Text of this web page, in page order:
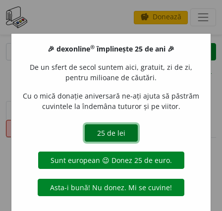
savings Donează
clear
opțiuni
sinteza definițiilor (1) definiții (29)
declinări
info
Aceste definiții sunt compilate de
echipa dexonline. Definițiile
originale se află pe filadefiniții.
Puteți reordona filele pe pagina de
🎉 dexonline® împlinește 25 de ani 🎉
De un sfert de secol suntem aici, gratuit, zi de zi,
pentru milioane de căutări.
Cu o mică donație aniversară ne-ați ajuta să păstrăm
cuvintele la îndemâna tuturor și pe viitor.